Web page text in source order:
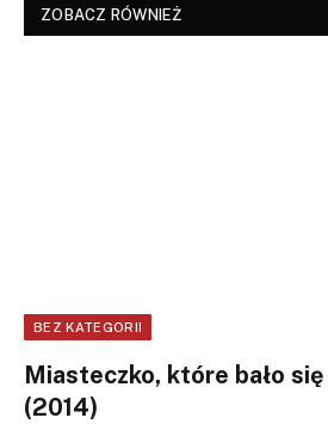
ZOBACZ RÓWNIEŻ
BEZ KATEGORII
Miasteczko, które bało
(2014)